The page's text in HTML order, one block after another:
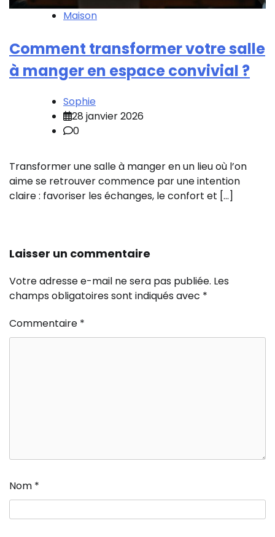
Maison
Comment transformer votre salle
à manger en espace convivial ?
Sophie
28 janvier 2026
0
Transformer une salle à manger en un lieu où l’on
aime se retrouver commence par une intention
claire : favoriser les échanges, le confort et […]
Laisser un commentaire
Votre adresse e-mail ne sera pas publiée. Les
champs obligatoires sont indiqués avec *
Commentaire *
Nom *